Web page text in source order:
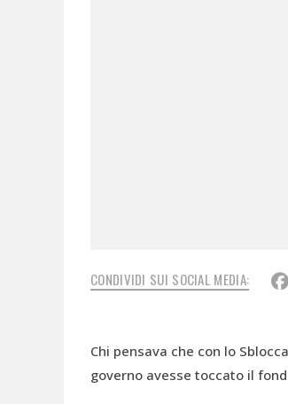
CONDIVIDI SUI SOCIAL MEDIA:
Chi pensava che con lo
governo avesse toccato il